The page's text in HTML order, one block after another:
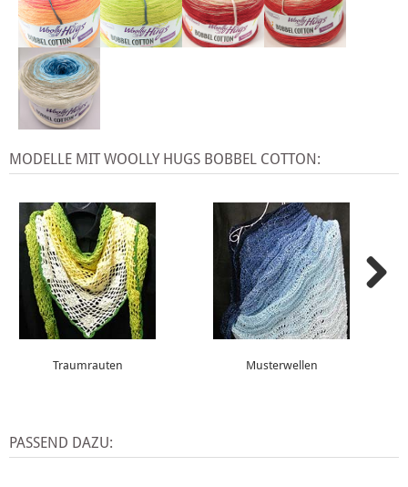
MODELLE MIT WOOLLY HUGS BOBBEL COTTON:
Traumrauten Musterwellen
PASSEND DAZU: